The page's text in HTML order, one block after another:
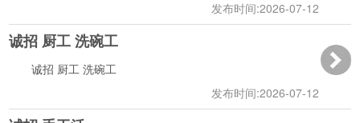
发布时间:2026-07-12
诚招 厨工 洗碗工
发布时间:2026-07-12
诚招 厨工 洗碗工